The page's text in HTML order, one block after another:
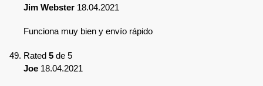
Jim Webster 18.04.2021
Funciona muy bien y envío rápido
Rated 5 de 5
Joe 18.04.2021